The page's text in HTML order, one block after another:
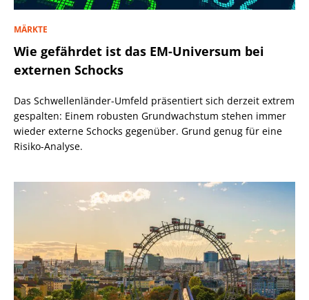
MÄRKTE
Wie gefährdet ist das EM-Universum bei
externen Schocks
Das Schwellenländer-Umfeld präsentiert sich derzeit extrem
gespalten: Einem robusten Grundwachstum stehen immer
wieder externe Schocks gegenüber. Grund genug für eine
Risiko-Analyse.